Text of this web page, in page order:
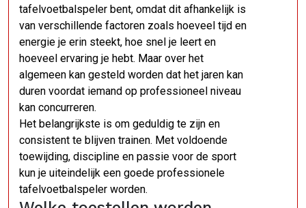
tafelvoetbalspeler bent, omdat dit afhankelijk is
van verschillende factoren zoals hoeveel tijd en
energie je erin steekt, hoe snel je leert en
hoeveel ervaring je hebt. Maar over het
algemeen kan gesteld worden dat het jaren kan
duren voordat iemand op professioneel niveau
kan concurreren.
Het belangrijkste is om geduldig te zijn en
consistent te blijven trainen. Met voldoende
toewijding, discipline en passie voor de sport
kun je uiteindelijk een goede professionele
tafelvoetbalspeler worden.